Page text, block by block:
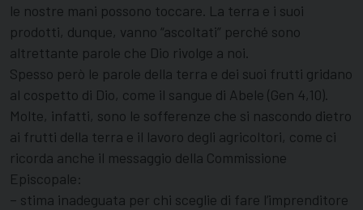
le nostre mani possono toccare. La terra e i suoi
prodotti, dunque, vanno “ascoltati” perché sono
altrettante parole che Dio rivolge a noi.
Spesso però le parole della terra e dei suoi frutti gridano
al cospetto di Dio, come il sangue di Abele (Gen 4,10).
Molte, infatti, sono le sofferenze che si nascondo dietro
ai frutti della terra e il lavoro degli agricoltori, come ci
ricorda anche il messaggio della Commissione
Episcopale:
– stima inadeguata per chi sceglie di fare l’imprenditore